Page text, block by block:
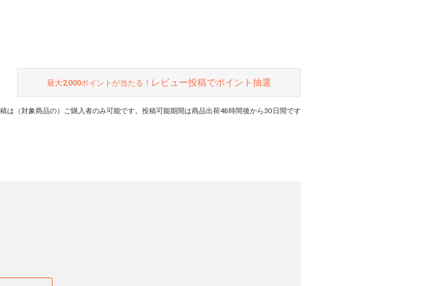
最大2,000ポイントが当たる！ レビュー投稿でポイント抽選
は（対象商品の）ご購入者のみ可能です。投稿可能期間は商品出荷48時間後から30日間です